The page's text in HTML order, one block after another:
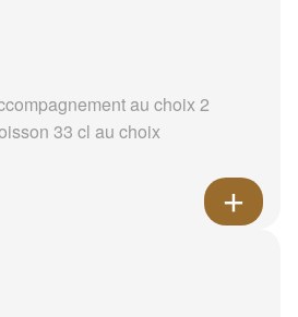
au choix 2
33 cl au choix